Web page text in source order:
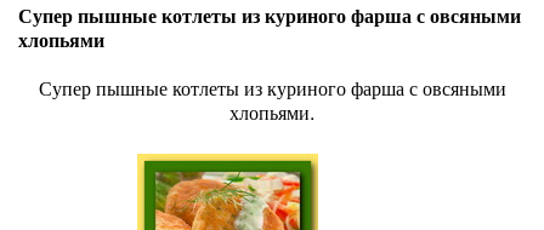
Супер пышные котлеты из куриного фарша с овсяными
хлопьями
Супер пышные котлеты из куриного фарша с овсяными
хлопьями.